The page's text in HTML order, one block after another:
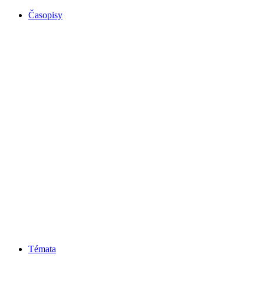
Časopisy
Témata